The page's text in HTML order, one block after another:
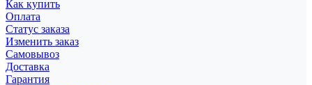
Как купить
Оплата
Статус заказа
Изменить заказ
Самовывоз
Доставка
Гарантия